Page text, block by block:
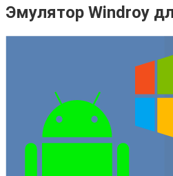
Эмулятор Windroy